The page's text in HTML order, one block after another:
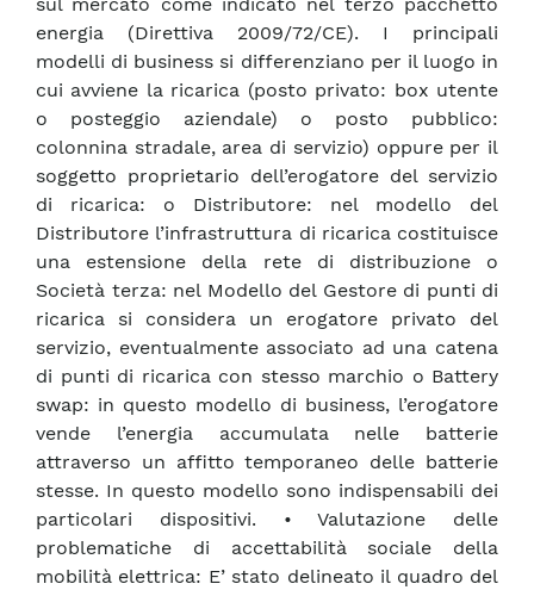
sul mercato come indicato nel terzo pacchetto
energia (Direttiva 2009/72/CE). I principali
modelli di business si differenziano per il luogo in
cui avviene la ricarica (posto privato: box utente
o posteggio aziendale) o posto pubblico:
colonnina stradale, area di servizio) oppure per il
soggetto proprietario dell’erogatore del servizio
di ricarica: o Distributore: nel modello del
Distributore l’infrastruttura di ricarica costituisce
una estensione della rete di distribuzione o
Società terza: nel Modello del Gestore di punti di
ricarica si considera un erogatore privato del
servizio, eventualmente associato ad una catena
di punti di ricarica con stesso marchio o Battery
swap: in questo modello di business, l’erogatore
vende l’energia accumulata nelle batterie
attraverso un affitto temporaneo delle batterie
stesse. In questo modello sono indispensabili dei
particolari dispositivi. • Valutazione delle
problematiche di accettabilità sociale della
mobilità elettrica: E’ stato delineato il quadro del